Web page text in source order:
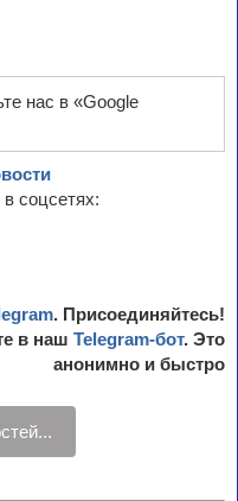
нас в «Google
соцсетях:
. Присоединяйтесь!
в наш Telegram-бот. Это
анонимно и быстро